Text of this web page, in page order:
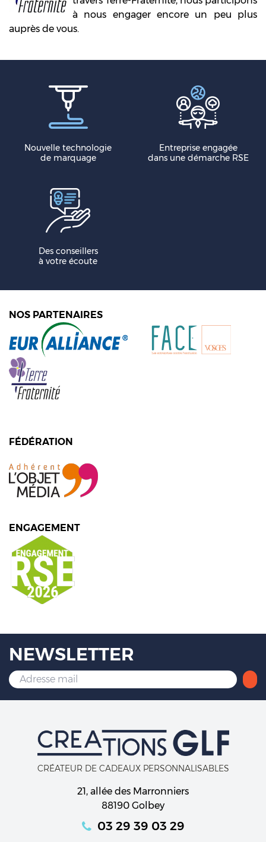
à nous engager encore un peu plus
auprès de vous.
Nouvelle technologie
de marquage
Entreprise engagée
dans une démarche RSE
Des conseillers
à votre écoute
NOS PARTENAIRES
FÉDÉRATION
ENGAGEMENT
NEWSLETTER
CRÉATEUR DE CADEAUX PERSONNALISABLES
21, allée des Marronniers
88190 Golbey
03 29 39 03 29